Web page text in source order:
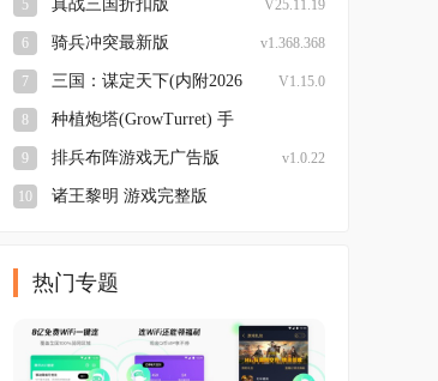
5 真战三国折扣版 V25.11.19
6 骑兵冲突最新版 v1.368.368
7
三国：谋定天下(内附2026
V1.15.0
8
种植炮塔(GrowTurret) 手
9
排兵布阵游戏无广告版 v1.0.22
10 诸王黎明 游戏完整版
热门专题